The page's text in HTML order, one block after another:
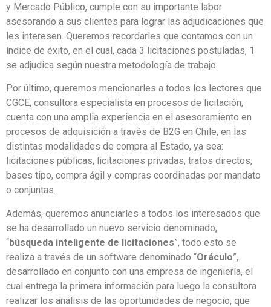
y Mercado Público, cumple con su importante labor
asesorando a sus clientes para lograr las adjudicaciones que
les interesen. Queremos recordarles que contamos con un
índice de éxito, en el cual, cada 3 licitaciones postuladas, 1
se adjudica según nuestra metodología de trabajo.
Por último, queremos mencionarles a todos los lectores que
CGCE, consultora especialista en procesos de licitación,
cuenta con una amplia experiencia en el asesoramiento en
procesos de adquisición a través de B2G en Chile, en las
distintas modalidades de compra al Estado, ya sea:
licitaciones públicas, licitaciones privadas, tratos directos,
bases tipo, compra ágil y compras coordinadas por mandato
o conjuntas.
Además, queremos anunciarles a todos los interesados que
se ha desarrollado un nuevo servicio denominado,
“búsqueda inteligente de licitaciones”, todo esto se
realiza a través de un software denominado “Oráculo”,
desarrollado en conjunto con una empresa de ingeniería, el
cual entrega la primera información para luego la consultora
realizar los análisis de las oportunidades de negocio, que